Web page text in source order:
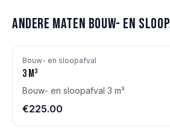
Andere maten Bouw- en
Bouw- en sloopafval
3 m³
Bouw- en sloopafval 3 m³
€225.00